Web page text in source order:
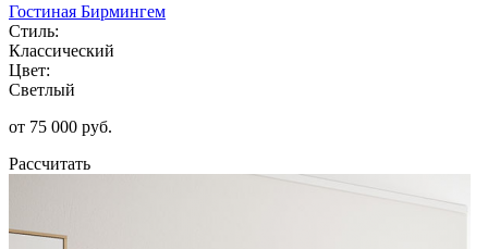
Гостиная Бирмингем
Стиль:
Классический
Цвет:
Светлый
от 75 000 руб.
Рассчитать